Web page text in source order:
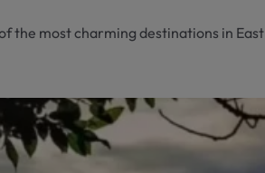
the most charming destinations in